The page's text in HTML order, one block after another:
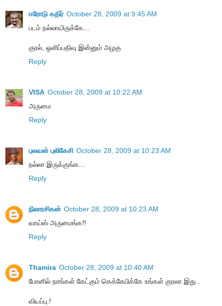
ஈரோடு கதிர் October 28, 2009 at 9:45 AM
படம் நல்லாயிருக்கே...
குரல், ஒளிப்பதிவு இன்னும் அழகு
Reply
VISA October 28, 2009 at 10:22 AM
அருமை
Reply
புலவன் புலிகேசி October 28, 2009 at 10:23 AM
நல்லா இருக்குங்க...
Reply
நிலாரசிகன் October 28, 2009 at 10:23 AM
வாய்ஸ் அருமைங்க!!
Reply
Thamira October 28, 2009 at 10:40 AM
போனில் நாங்கள் கேட்கும் கெக்கேபிக்கே உங்கள் குரலா இது..
வியப்பு.!